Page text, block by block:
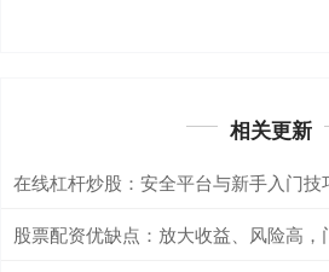
相关更新
在线杠杆炒股：安全平台与新手入门技
股票配资优缺点：放大收益、风险高，